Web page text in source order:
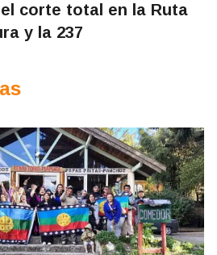
corte total en la Ruta
y la 237